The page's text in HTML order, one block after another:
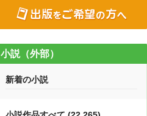
小説（外部）
新着の小説